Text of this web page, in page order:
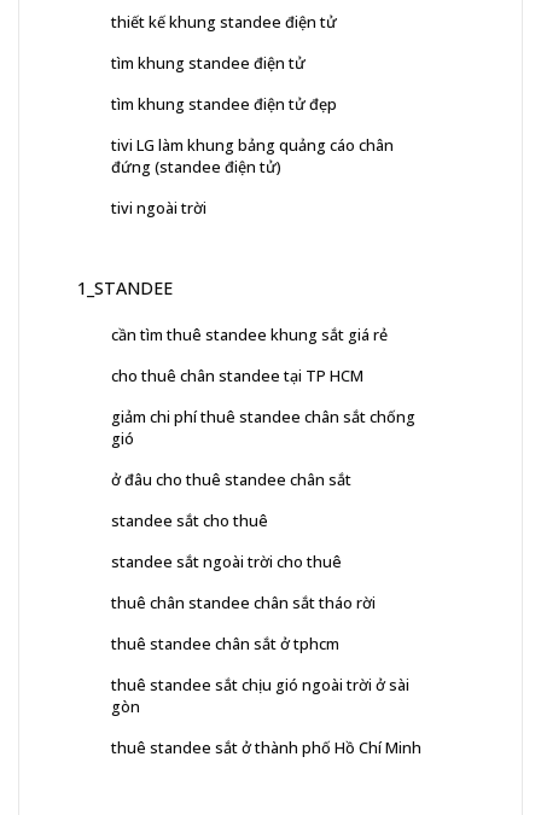
thiết kế khung standee điện tử
tìm khung standee điện tử
tìm khung standee điện tử đẹp
tivi LG làm khung bảng quảng cáo chân
đứng (standee điện tử)
tivi ngoài trời
1_STANDEE
cần tìm thuê standee khung sắt giá rẻ
cho thuê chân standee tại TP HCM
giảm chi phí thuê standee chân sắt chống
gió
ở đâu cho thuê standee chân sắt
standee sắt cho thuê
standee sắt ngoài trời cho thuê
thuê chân standee chân sắt tháo rời
thuê standee chân sắt ở tphcm
thuê standee sắt chịu gió ngoài trời ở sài
gòn
thuê standee sắt ở thành phố Hồ Chí Minh